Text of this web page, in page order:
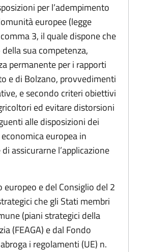
per l’adempimento
europee (legge
3, il quale dispone che
sua competenza,
permanente per i rapporti
e di Bolzano, provvedimenti
e secondo criteri obiettivi
ed evitare distorsioni
alle disposizioni dei
europea in
assicurarne l’applicazione
e del Consiglio del 2
che gli Stati membri
(piani strategici della
(FEAGA) e dal Fondo
i regolamenti (UE) n.